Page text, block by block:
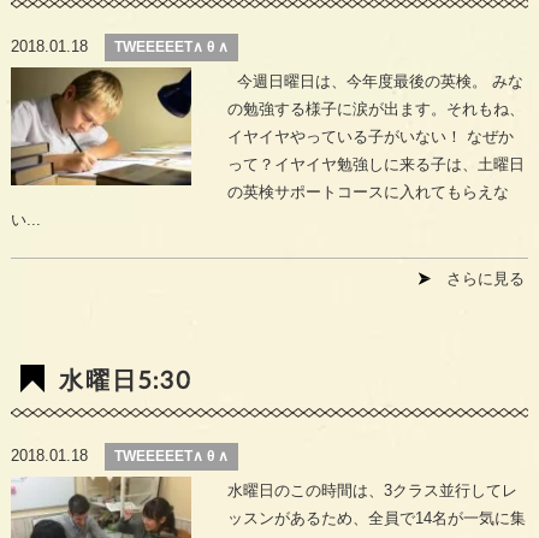
2018.01.18 TWEEEEET∧ θ ∧
今週日曜日は、今年度最後の英検。 みな
の勉強する様子に涙が出ます。それもね、
イヤイヤやっている子がいない！ なぜか
って？イヤイヤ勉強しに来る子は、土曜日
の英検サポートコースに入れてもらえな
い...
さらに見る
水曜日5:30
2018.01.18 TWEEEEET∧ θ ∧
水曜日のこの時間は、3クラス並行してレ
ッスンがあるため、全員で14名が一気に集